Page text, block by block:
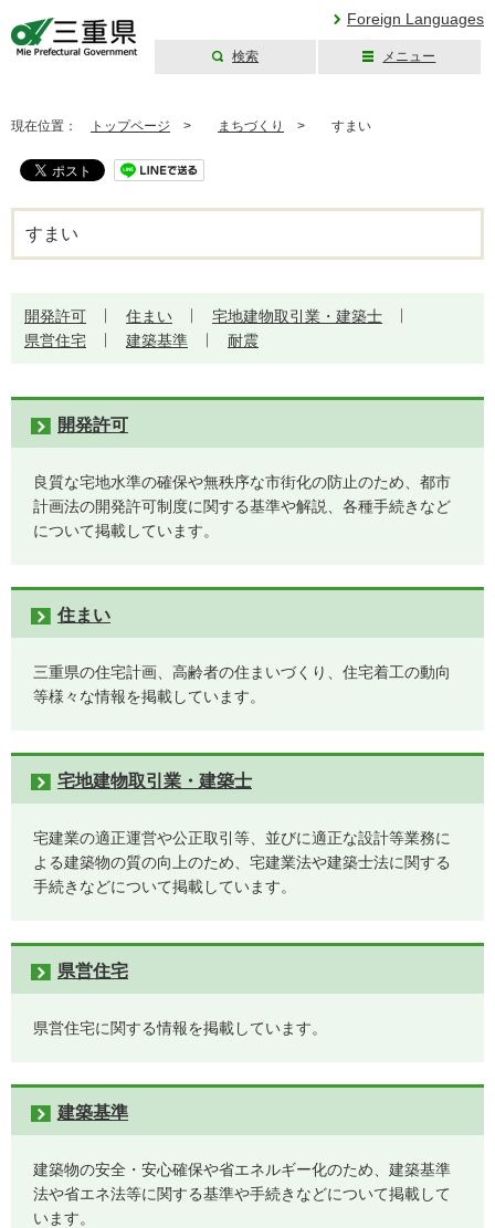
Foreign Languages
検索 メニュー
現在位置： トップページ > まちづくり > すまい
すまい
開発許可 住まい
宅地建物取引業・建築士
県営住宅
建築基準 耐震
開発許可
良質な宅地水準の確保や無秩序な市街化の防止のため、都市
計画法の開発許可制度に関する基準や解説、各種手続きなど
について掲載しています。
住まい
三重県の住宅計画、高齢者の住まいづくり、住宅着工の動向
等様々な情報を掲載しています。
宅地建物取引業・建築士
宅建業の適正運営や公正取引等、並びに適正な設計等業務に
よる建築物の質の向上のため、宅建業法や建築士法に関する
手続きなどについて掲載しています。
県営住宅
県営住宅に関する情報を掲載しています。
建築基準
建築物の安全・安心確保や省エネルギー化のため、建築基準
法や省エネ法等に関する基準や手続きなどについて掲載して
います。